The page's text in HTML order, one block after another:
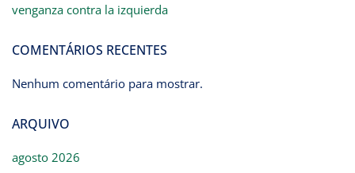
venganza contra la izquierda
COMENTÁRIOS RECENTES
Nenhum comentário para mostrar.
ARQUIVO
agosto 2026